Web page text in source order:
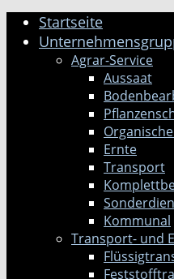
Startseite
Agrar-Service
Aussaat
Ernte
Transport
Kommunal
Transport- und